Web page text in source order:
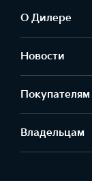
О Дилере
Новости
Покупателям
Владельцам